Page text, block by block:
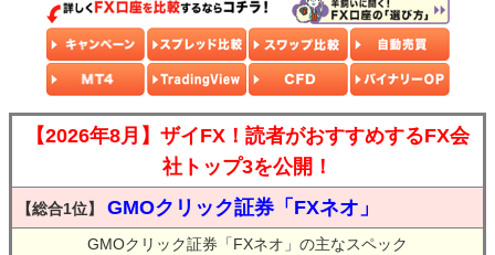
【2026年8月】ザイFX！読者がおすすめするFX会
社トップ3を公開！
【総合1位】 GMOクリック証券「FXネオ」
GMOクリック証券「FXネオ」の主なスペック